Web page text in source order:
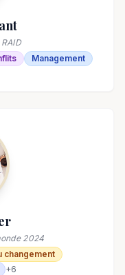
Management
2024
changement
+6